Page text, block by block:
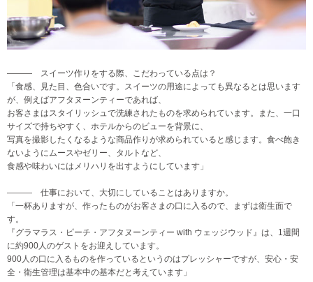
――― スイーツ作りをする際、こだわっている点は？
「食感、見た目、色合いです。スイーツの用途によっても異なるとは思います
が、例えばアフタヌーンティーであれば、
お客さまはスタイリッシュで洗練されたものを求められています。また、一口
サイズで持ちやすく、ホテルからのビューを背景に、
写真を撮影したくなるような商品作りが求められていると感じます。食べ飽き
ないようにムースやゼリー、タルトなど、
食感や味わいにはメリハリを出すようにしています」
――― 仕事において、大切にしていることはありますか。
「一杯ありますが、作ったものがお客さまの口に入るので、まずは衛生面で
す。
『グラマラス・ピーチ・アフタヌーンティー with ウェッジウッド』は、1週間
に約900人のゲストをお迎えしています。
900人の口に入るものを作っているというのはプレッシャーですが、安心・安
全・衛生管理は基本中の基本だと考えています」